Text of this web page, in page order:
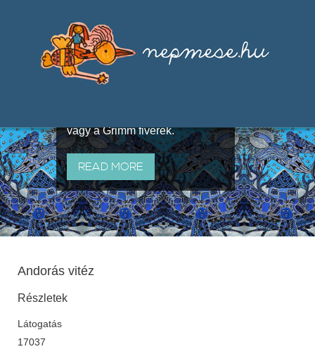
útján terjedő elbeszélésekből,
melyeket olyan ismert gyűjtők
állítottak össze, mint Benedek
vagy a Grimm fivérek.
READ MORE
Andorás vitéz
Részletek
Látogatás
17037